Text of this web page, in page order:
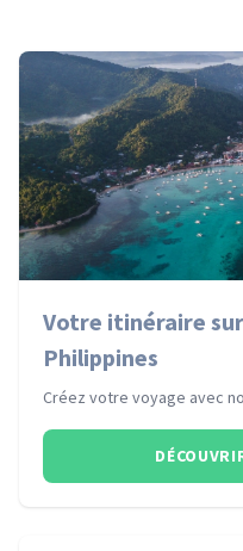
Votre itinéraire
Philippines
Créez votre voyage avec